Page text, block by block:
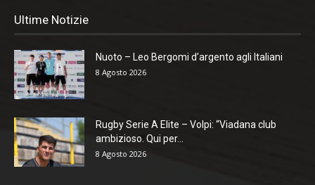
Ultime Notizie
Nuoto – Leo Bergomi d’argento agli Italiani
8 Agosto 2026
Rugby Serie A Elite – Volpi: “Viadana club
ambizioso. Qui per...
8 Agosto 2026